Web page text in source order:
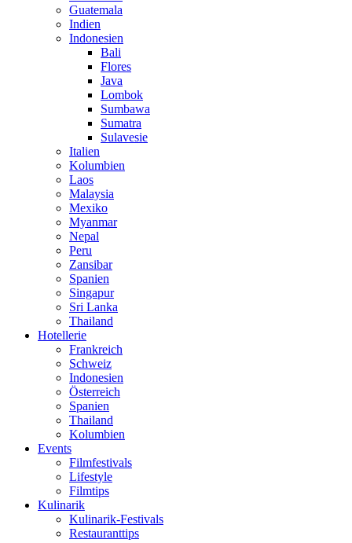
Guatemala
Indien
Indonesien
Bali
Flores
Java
Lombok
Sumbawa
Sumatra
Sulavesie
Italien
Kolumbien
Laos
Malaysia
Mexiko
Myanmar
Nepal
Peru
Zansibar
Spanien
Singapur
Sri Lanka
Thailand
Hotellerie
Frankreich
Schweiz
Indonesien
Österreich
Spanien
Thailand
Kolumbien
Events
Filmfestivals
Lifestyle
Filmtips
Kulinarik
Kulinarik-Festivals
Restauranttips